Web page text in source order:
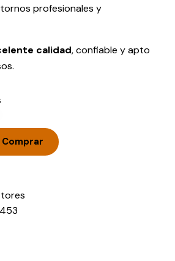
profesionales y
calidad, confiable y apto
Comprar